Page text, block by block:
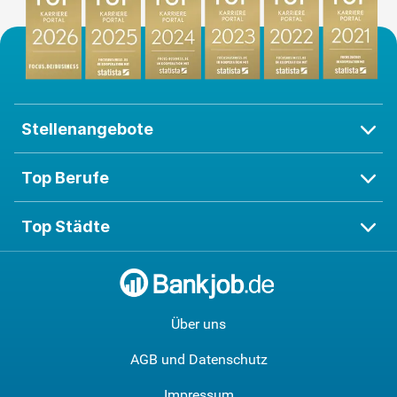
Stellenangebote
Top Berufe
Top Städte
Über uns
AGB und Datenschutz